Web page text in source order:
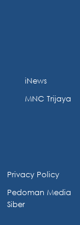
iNews
MNC Trijaya
Privacy Policy
Pedoman Media
Siber